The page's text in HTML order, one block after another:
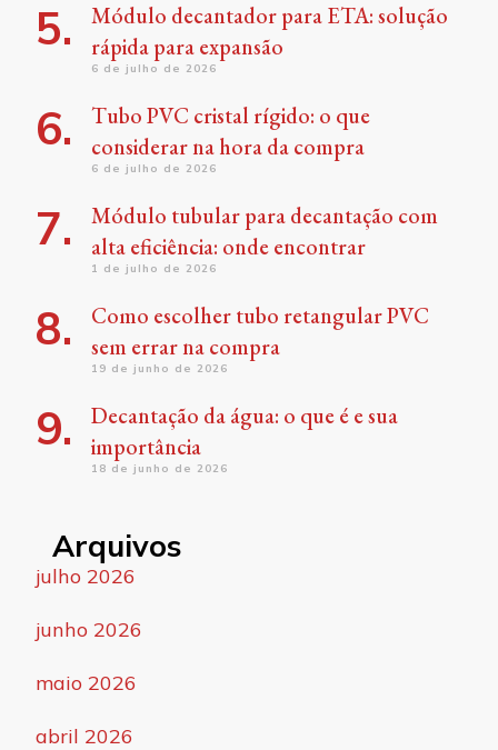
Módulo decantador para ETA: solução
rápida para expansão
6 de julho de 2026
Tubo PVC cristal rígido: o que
considerar na hora da compra
6 de julho de 2026
Módulo tubular para decantação com
alta eficiência: onde encontrar
1 de julho de 2026
Como escolher tubo retangular PVC
sem errar na compra
19 de junho de 2026
Decantação da água: o que é e sua
importância
18 de junho de 2026
Arquivos
julho 2026
junho 2026
maio 2026
abril 2026